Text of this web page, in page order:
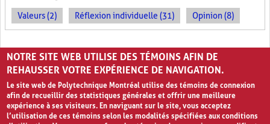
Valeurs (2) Réflexion individuelle (31) Opinion (8)
PAGES
1 2 › »
NOTRE SITE WEB UTILISE DES TÉMOINS AFIN DE
REHAUSSER VOTRE EXPÉRIENCE DE NAVIGATION.
Le site web de Polytechnique Montréal utilise des témoins de connexion
afin de recueillir des statistiques générales et offrir une meilleure
expérience à ses visiteurs. En naviguant sur le site, vous acceptez
l’utilisation de ces témoins selon les modalités spécifiées aux conditions